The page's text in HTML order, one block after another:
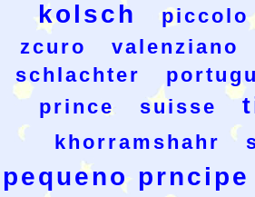
kolsch
piccolo
zcuro
valenziano
schlachter
prince
suisse
khorramshahr
pequeno prncipe